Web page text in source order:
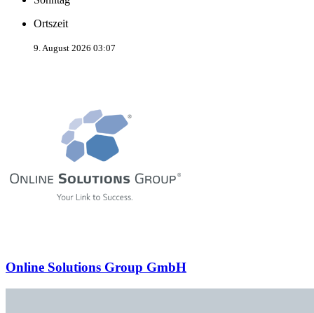
Ortszeit
9. August 2026 03:07
Online Solutions Group GmbH